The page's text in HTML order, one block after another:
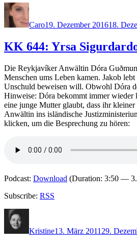
Autor
Caro19. Dezember 201618.
KK 644: Yrsa
Die Reykjavíker Anwältin Dóra
Menschen ums Leben kamen. Jakob
Unschuld beweisen will. Obwohl Dóra
Hinweise: Dóra bekommt immer wieder
eine junge Mutter glaubt, dass ihr
Anwältin ins isländische
klicken, um die Besprechung zu hören:
Podcast: Download (Duration: 3:50 —
Subscribe: RSS
Kristine13. März 2011 29.